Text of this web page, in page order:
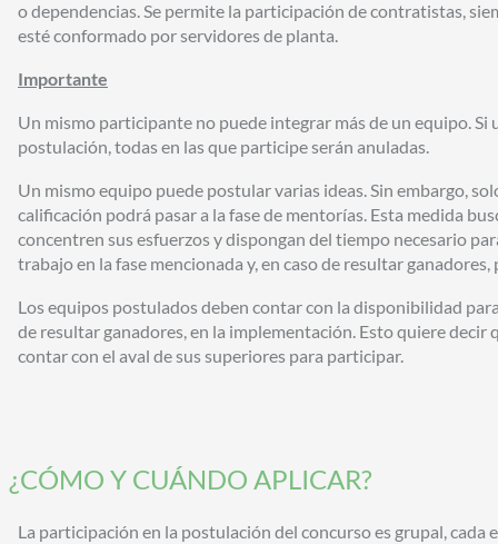
o dependencias. Se permite la participación de contratistas,
esté conformado por servidores de planta.
Importante
Un mismo participante no puede integrar más de un equipo. Si
postulación, todas en las que participe serán anuladas.
Un mismo equipo puede postular varias ideas. Sin embargo,
calificación podrá pasar a la fase de mentorías. Esta medida
concentren sus esfuerzos y dispongan del tiempo necesario
trabajo en la fase mencionada y, en caso de resultar
Los equipos postulados deben contar con la disponibilidad
de resultar ganadores, en la implementación. Esto quiere decir
contar con el aval de sus superiores para participar.
¿CÓMO Y CUÁNDO APLICAR?
La participación en la postulación del concurso es grupal,